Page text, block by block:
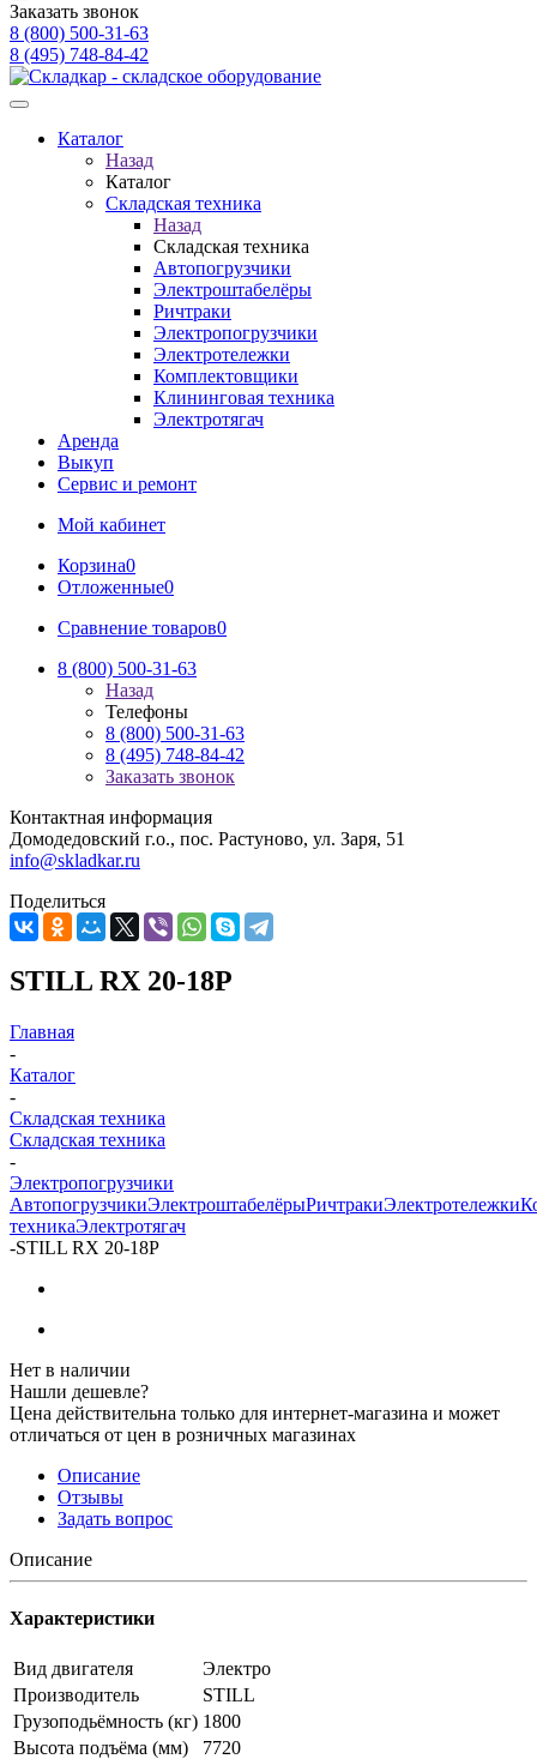
Заказать звонок
8 (800) 500-31-63
8 (495) 748-84-42
Каталог
Назад
Каталог
Складская техника
Назад
Складская техника
Автопогрузчики
Электроштабелёры
Ричтраки
Электропогрузчики
Электротележки
Комплектовщики
Клининговая техника
Электротягач
Аренда
Выкуп
Сервис и ремонт
Мой кабинет
Корзина0
Отложенные0
Сравнение товаров0
8 (800) 500-31-63
Назад
Телефоны
8 (800) 500-31-63
8 (495) 748-84-42
Заказать звонок
Контактная информация
Домодедовский г.о., пос. Растуново, ул. Заря, 51
info@skladkar.ru
Поделиться
STILL RX 20-18P
Главная
-
Каталог
-
Складская техника
Складская техника
-
Электропогрузчики
АвтопогрузчикиЭлектроштабелёрыРичтракиЭлектротележки
техникаЭлектротягач
-STILL RX 20-18P
Нет в наличии
Нашли дешевле?
Цена действительна только для интернет-магазина и может
отличаться от цен в розничных магазинах
Описание
Отзывы
Задать вопрос
Описание
Характеристики
Вид двигателя
Электро
Производитель
STILL
Грузоподьёмность (кг) 1800
Высота подъёма (мм)
7720